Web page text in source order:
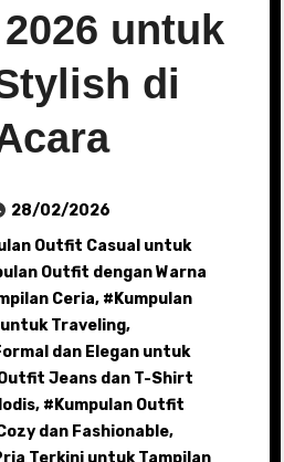
untuk
di
28/02/2026
Outfit Casual untuk
Outfit dengan Warna
Ceria, # Kumpulan
Traveling,
dan Elegan untuk
Jeans dan T-Shirt
, # Kumpulan Outfit
dan Fashionable,
Terkini untuk Tampilan